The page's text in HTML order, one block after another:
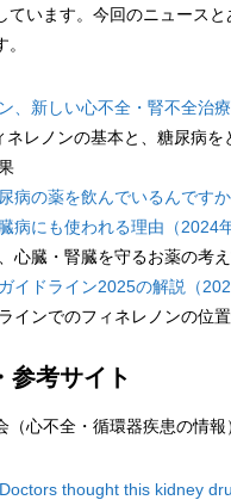
ています。今回のニュース
、新しい心不全・腎不全治
ネレノンの基本と、糖尿病を
病の薬を飲んでいるんです
病にも使われる理由（2024
心臓・腎臓を守るお薬の考
イドライン2025の解説（
インでのフィネレノンの位
参考サイト
（心不全・循環器疾患の情報
Doctors thought this kidney